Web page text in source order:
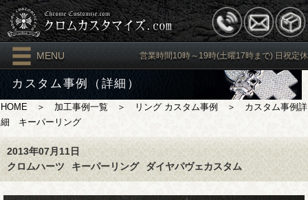
MENU 営業時間10時～19時(土曜17時まで) 日祝定休
カスタム事例（詳細）
HOME ＞ 加工事例一覧 ＞ リング カスタム事例
＞ カスタム事例詳
細 キーパーリング
2013年07月11日
クロムハーツ
キーパーリング ダイヤパヴェカスタム